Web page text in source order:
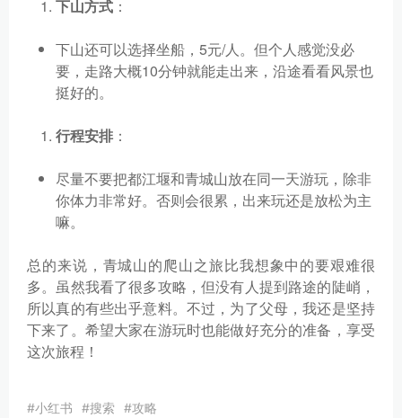
下山方式 ：
下山还可以选择坐船，5元/人。但个人感觉没必
要，走路大概10分钟就能走出来，沿途看看风景也
挺好的。
行程安排 ：
尽量不要把都江堰和青城山放在同一天游玩，除非
你体力非常好。否则会很累，出来玩还是放松为主
嘛。
总的来说，青城山的爬山之旅比我想象中的要艰难很
多。虽然我看了很多攻略，但没有人提到路途的陡峭，
所以真的有些出乎意料。不过，为了父母，我还是坚持
下来了。希望大家在游玩时也能做好充分的准备，享受
这次旅程！
#小红书 #搜索
#攻略